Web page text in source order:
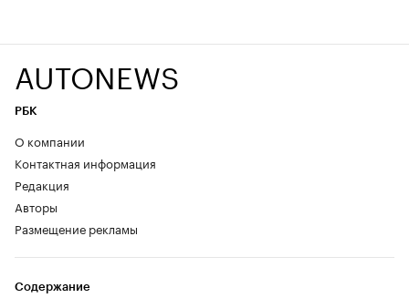
AUTONEWS
РБК
О компании
Контактная информация
Редакция
Авторы
Размещение рекламы
Содержание